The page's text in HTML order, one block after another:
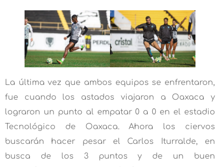
La última vez que ambos equipos se enfrentaron,
fue cuando los astados viajaron a Oaxaca y
lograron un punto al empatar 0 a 0 en el estadio
Tecnológico de Oaxaca. Ahora los ciervos
buscarán hacer pesar el Carlos Iturralde, en
busca de los 3 puntos y de un buen